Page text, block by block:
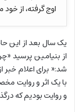
اوج گرفته، از
یک سال بعد از این
از بنیامین پرسید
شد:« برای اعلام
با یک اثر و روایت
و روایت بودیم که